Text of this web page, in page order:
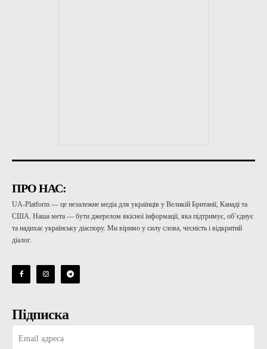
ПРО НАС:
UA-Platform — це незалежне медіа для українців у Великій Британії, Канаді та
США. Наша мета — бути джерелом якісної інформації, яка підтримує, об’єднує
та надихає українську діаспору. Ми віримо у силу слова, чесність і відкритий
діалог.
Підписка